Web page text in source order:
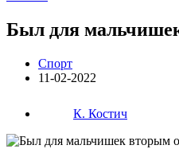
Был для
Спорт
11-02-2022
К. Костич